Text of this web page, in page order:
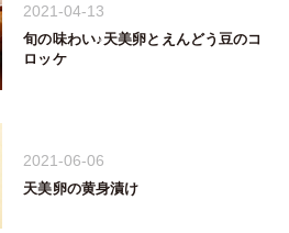
2021-04-13
旬の味わい♪天美卵とえんどう豆のコ
ロッケ
2021-06-06
天美卵の黄身漬け